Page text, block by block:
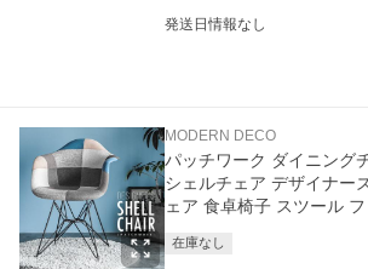
発送日情報なし
MODERN DECO
パッチワーク ダイニング
シェルチェア デザイナー
ェア 食卓椅子 スツール
在庫なし